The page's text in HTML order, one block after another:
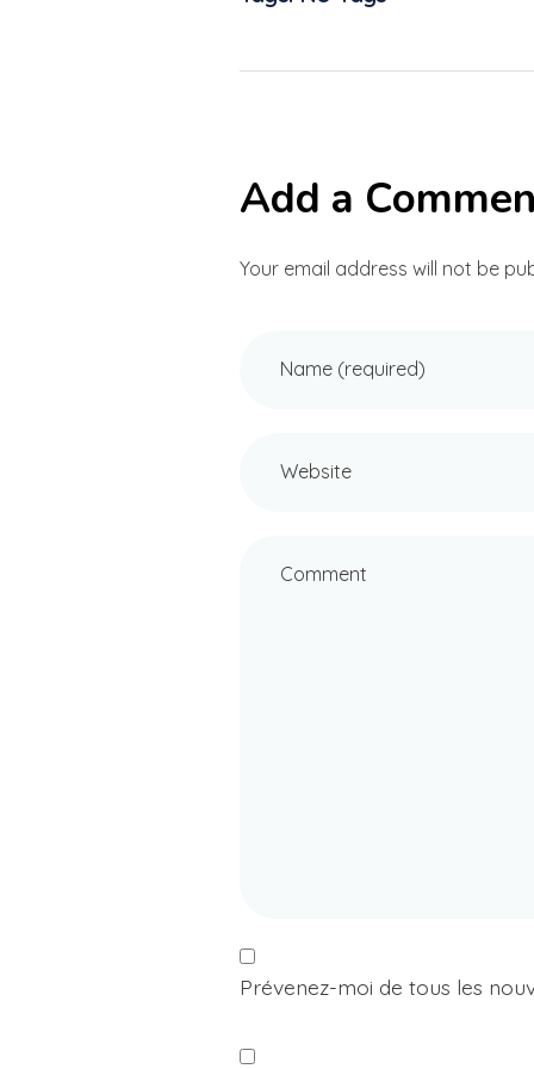
Add a
Your email address will not be
Name (required)
Website
Comment
Prévenez-moi de tous les